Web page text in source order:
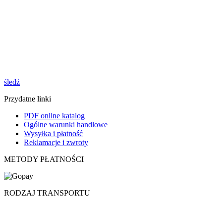
śledź
Przydatne linki
PDF online katalog
Ogólne warunki handlowe
Wysyłka i płatność
Reklamacje i zwroty
METODY PŁATNOŚCI
RODZAJ TRANSPORTU